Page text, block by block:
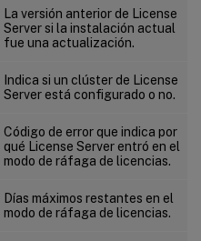
La versión anterior de License
Server si la instalación actual
fue una actualización.
Indica si un clúster de License
Server está configurado o no.
Código de error que indica por
qué License Server entró en el
modo de ráfaga de licencias.
Días máximos restantes en el
modo de ráfaga de licencias.